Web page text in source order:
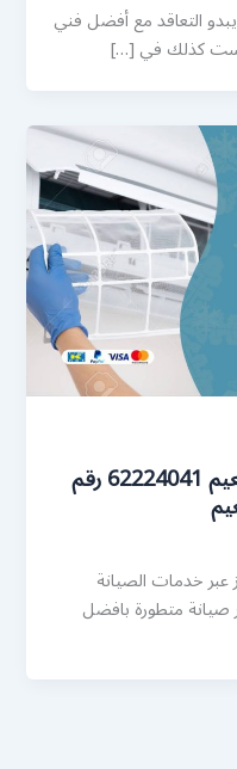
التعاقد مع أفضل فني
كذلك في […]
فني صيانة تكييف مركزي النعيم 62224041 رقم
خدمات الصيانة
صيانة متطورة بافضل